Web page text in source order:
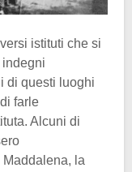
istituti che si
indegni
di questi luoghi
farle
Alcuni di
la